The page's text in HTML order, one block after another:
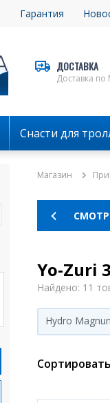
Гарантия
ДОСТАВКА
Доставка
Снасти для
Магазин
Yo-Zuri
Найдено: 11
Hydro